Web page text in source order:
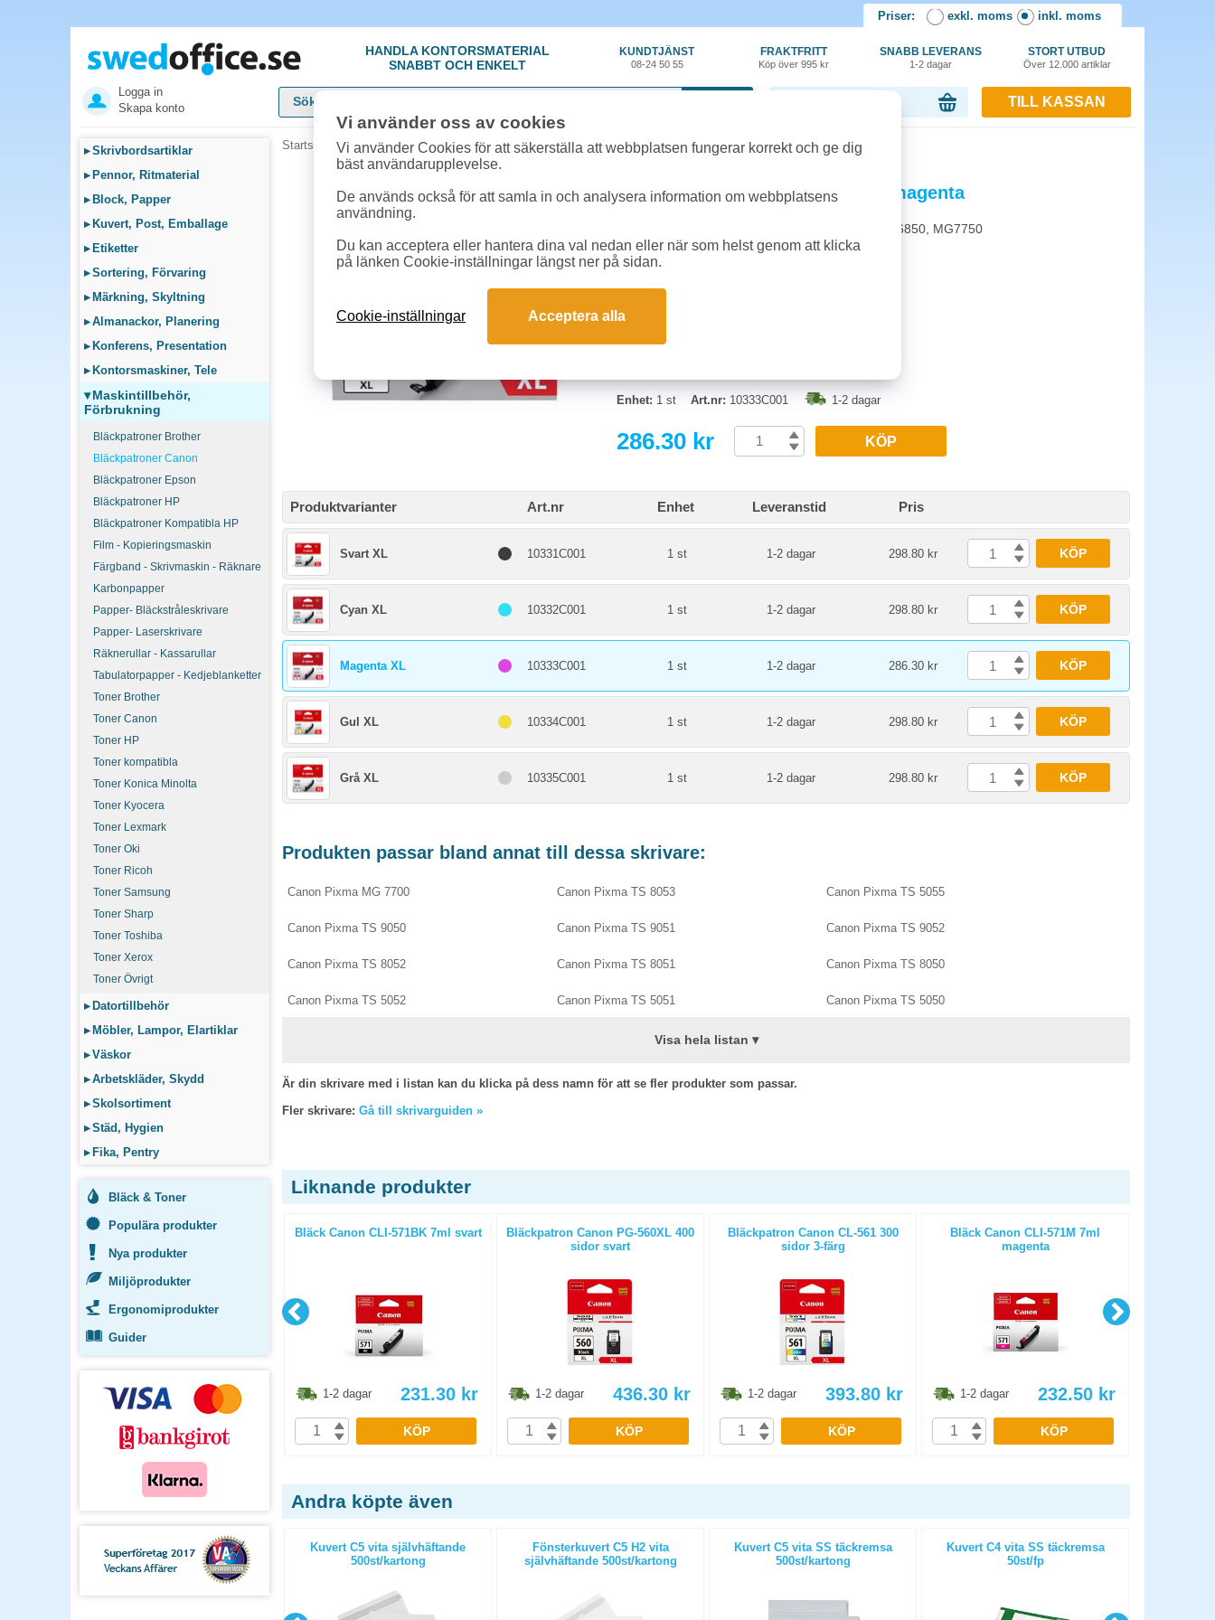
Priser: exkl. moms inkl. moms
HANDLA KONTORSMATERIAL
SNABBT OCH ENKELT
KUNDTJÄNST
08-24 50 55
FRAKTFRITT
Köp över 995 kr
SNABB LEVERANS
1-2 dagar
STORT UTBUD
Över 12.000 artiklar
Logga in
Skapa konto
TILL KASSAN
▸Skrivbordsartiklar
▸ Pennor, Ritmaterial
▸ Block, Papper
▸ Kuvert, Post, Emballage
▸ Etiketter
▸Sortering, Förvaring
▸ Märkning, Skyltning
▸Almanackor, Planering
▸ Konferens, Presentation
▸ Kontorsmaskiner, Tele
▾Maskintillbehör,
Förbrukning
Bläckpatroner Brother
Bläckpatroner Canon
Bläckpatroner Epson
Bläckpatroner HP
Bläckpatroner Kompatibla HP
Film - Kopieringsmaskin
Färgband - Skrivmaskin - Räknare
Karbonpapper
Papper- Bläckstråleskrivare
Papper- Laserskrivare
Räknerullar - Kassarullar
Tabulatorpapper - Kedjeblanketter
Toner Brother
Toner Canon
Toner HP
Toner kompatibla
Toner Konica Minolta
Toner Kyocera
Toner Lexmark
Toner Oki
Toner Ricoh
Toner Samsung
Toner Sharp
Toner Toshiba
Toner Xerox
Toner Övrigt
▸ Datortillbehör
▸ Möbler, Lampor, Elartiklar
▸Väskor
▸Arbetskläder, Skydd
▸Skolsortiment
▸Städ, Hygien
▸ Fika, Pentry
Bläck & Toner
Populära produkter
Nya produkter
Miljöprodukter
Ergonomiprodukter
Guider
Startsida »Maskintillbehör, Förbrukning»Bläckpatroner Canon»Bläck Canon CLI-571M XL 11ml magenta
Bläck Canon CLI-571M XL 11ml magenta
Kapacitet: 11 ml. Passar till: Canon MG5750, MG6850, MG7750
Enhet: 1 st Art.nr: 10333C001 1-2 dagar
286.30 kr KÖP
Produktvarianter Art.nr Enhet Leveranstid Pris
Svart XL 10331C001 1 st 1-2 dagar 298.80 kr KÖP
Cyan XL 10332C001 1 st 1-2 dagar 298.80 kr KÖP
Magenta XL 10333C001 1 st 1-2 dagar 286.30 kr KÖP
Gul XL 10334C001 1 st 1-2 dagar 298.80 kr KÖP
Grå XL 10335C001 1 st 1-2 dagar 298.80 kr KÖP
Produkten passar bland annat till dessa skrivare:
Canon Pixma MG 7700 Canon Pixma TS 8053 Canon Pixma TS 5055
Canon Pixma TS 9050 Canon Pixma TS 9051 Canon Pixma TS 9052
Canon Pixma TS 8052 Canon Pixma TS 8051 Canon Pixma TS 8050
Canon Pixma TS 5052 Canon Pixma TS 5051 Canon Pixma TS 5050
Visa hela listan ▾
Är din skrivare med i listan kan du klicka på dess namn för att se fler produkter som passar.
Fler skrivare: Gå till skrivarguiden »
Liknande produkter
Bläck Canon CLI-571Y 7ml gul
1-2 dagar 235
KÖP
Bläck Canon CLI-571BK 7ml svart
1-2 dagar 231.30 kr
KÖP
Bläckpatron Canon PG-560XL 400
sidor svart
1-2 dagar 436.30 kr
KÖP
Bläckpatron Canon CL-561 300
sidor 3-färg
1-2 dagar 393.80 kr
KÖP
Bläck Canon CLI-571M 7ml
magenta
1-2 dagar 232.50 kr
KÖP
Andra köpte även
Kuvert C6 täckremsa vita 25st/fp
Kuvert C5 vita självhäftande
500st/kartong
Fönsterkuvert C5 H2 vita
självhäftande 500st/kartong
Kuvert C5 vita SS täckremsa
500st/kartong
Kuvert C4 vita SS täckremsa
50st/fp
Vi använder oss av cookies
Vi använder Cookies för att säkerställa att webbplatsen fungerar korrekt och ge dig
bäst användarupplevelse.
De används också för att samla in och analysera information om webbplatsens
användning.
Du kan acceptera eller hantera dina val nedan eller när som helst genom att klicka
på länken Cookie-inställningar längst ner på sidan.
Cookie-inställningar Acceptera alla